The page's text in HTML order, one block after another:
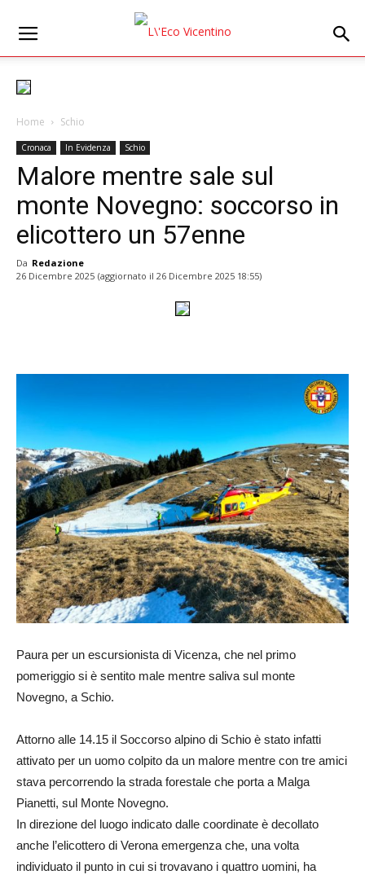
Home Schio
Cronaca In Evidenza Schio
Malore mentre sale sul
monte Novegno: soccorso in
elicottero un 57enne
Da Redazione
26 Dicembre 2025 (aggiornato il 26 Dicembre 2025 18:55)
Paura per un escursionista di Vicenza, che nel primo
pomeriggio si è sentito male mentre saliva sul monte
Novegno, a Schio.
Attorno alle 14.15 il Soccorso alpino di Schio è stato infatti
attivato per un uomo colpito da un malore mentre con tre amici
stava percorrendo la strada forestale che porta a Malga
Pianetti, sul Monte Novegno.
In direzione del luogo indicato dalle coordinate è decollato
anche l’elicottero di Verona emergenza che, una volta
individuato il punto in cui si trovavano i quattro uomini, ha